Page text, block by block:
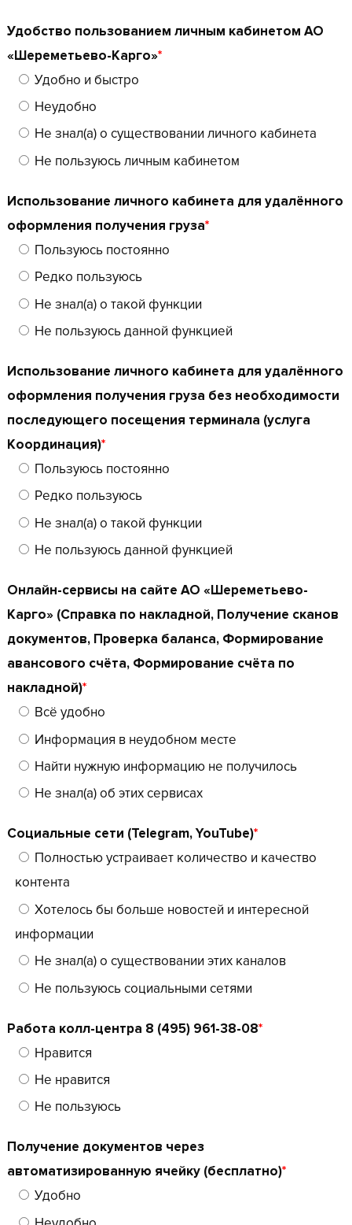
Удобство пользованием личным кабинетом АО
«Шереметьево-Карго»*
Удобно и быстро
Неудобно
Не знал(а) о существовании личного кабинета
Не пользуюсь личным кабинетом
Использование личного кабинета для удалённого
оформления получения груза*
Пользуюсь постоянно
Редко пользуюсь
Не знал(а) о такой функции
Не пользуюсь данной функцией
Использование личного кабинета для удалённого
оформления получения груза без необходимости
последующего посещения терминала (услуга
Координация)*
Пользуюсь постоянно
Редко пользуюсь
Не знал(а) о такой функции
Не пользуюсь данной функцией
Онлайн-сервисы на сайте АО «Шереметьево-
Карго» (Справка по накладной, Получение сканов
документов, Проверка баланса, Формирование
авансового счёта, Формирование счёта по
накладной)*
Всё удобно
Информация в неудобном месте
Найти нужную информацию не получилось
Не знал(а) об этих сервисах
Социальные сети (Telegram, YouTube)*
Полностью устраивает количество и качество
контента
Хотелось бы больше новостей и интересной
информации
Не знал(а) о существовании этих каналов
Не пользуюсь социальными сетями
Работа колл-центра 8 (495) 961-38-08*
Нравится
Не нравится
Не пользуюсь
Получение документов через
автоматизированную ячейку (бесплатно)*
Удобно